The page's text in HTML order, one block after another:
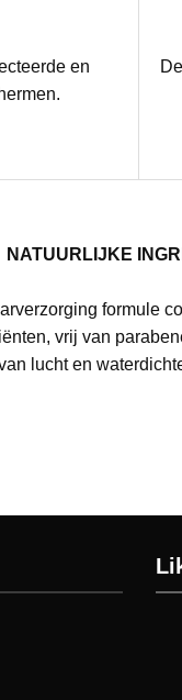
en
NATUURLIJKE
formule
vrij van
lucht en